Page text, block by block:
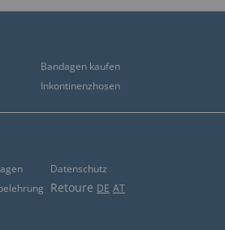
Bandagen kaufen
Inkontinenzhosen
Datenschutz
Retoure DE AT